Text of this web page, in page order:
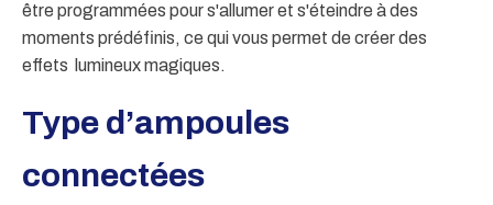
être programmées pour s'allumer et s'éteindre à des
moments prédéfinis, ce qui vous permet de créer des
effets lumineux magiques.
Type d’ampoules
connectées